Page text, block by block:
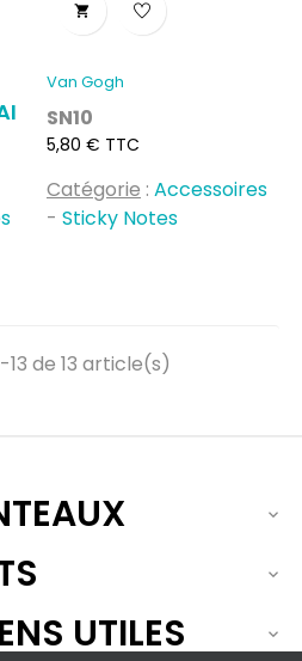

Van Gogh
SN10
Prix
5,80 € TTC
Catégorie : Accessoires
- Sticky Notes
de 13 article(s)


UTILES 